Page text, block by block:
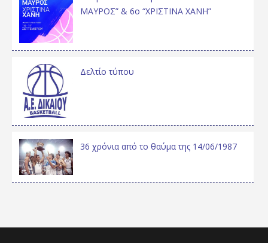
ΜΑΥΡΟΣ” & 6ο “ΧΡΙΣΤΙΝΑ ΧΑΝΗ”
Δελτίο τύπου
36 χρόνια από το θαύμα της 14/06/1987